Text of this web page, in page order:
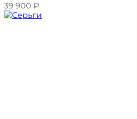
39 900 ₽